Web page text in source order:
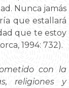
Nunca jamás
que estallará
que te estoy
1994: 732).
con la
religiones y